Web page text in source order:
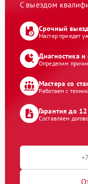
С выездом
Срочный
Мастер приедет
Диагностика и
Определим
Мастера со
Работаем с
Гарантия до
Составляем